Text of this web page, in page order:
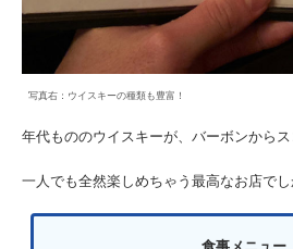
写真右：ウイスキーの種類も豊富！
年代もののウイスキーが、バーボンから
一人でも全然楽しめちゃう最高なお店でし